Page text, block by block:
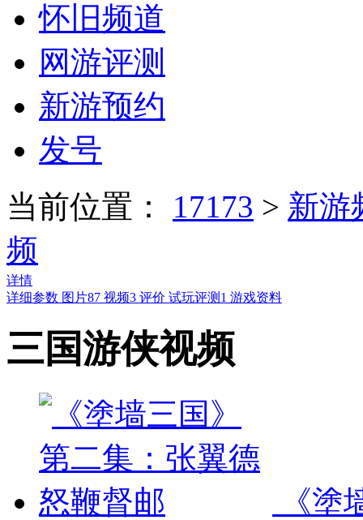
怀旧频道
网游评测
新游预约
发号
当前位置： 17173 > 新游
频
详情
详细参数 图片87 视频3 评价 试玩评测 1 游戏资料
三国游侠视频
《